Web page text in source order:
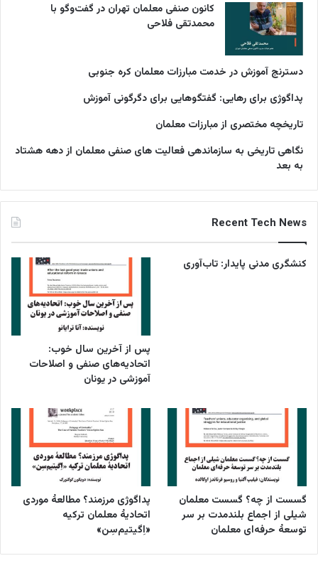
کانون صنفی معلمان تهران در گفت‌وگو با
محمدتقی فلاحی
دسترنج آموزش در خدمت مبارزات معلمان کره جنوبی
پداگوژی برای رهایی: گفتگوهایی برای دگرگونی آموزش
تاریخچه مختصری از مبارزات معلمان
نگاهی تاریخی به سازماندهی فعالیت های صنفی معلمان از دهه هشتاد
به بعد
Recent Tech News
کنشگری مدنی پایدار: تاب‌آوری
پس از آخرین سال خوب:
اتحادیه‌های صنفی و اصلاحات
آموزشی در یونان
گسست از چه؟ گسست معلمان
شیلی از اجماع بلندمدت بر سر
توسعۀ حرفه‌ای معلمان
پداگوژی مرزمند؟ مطالعۀ موردی
اتحادیۀ معلمان ترکیه
«اِگیتیم‌سِن»